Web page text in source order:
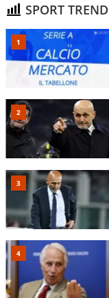
SPORT TREND